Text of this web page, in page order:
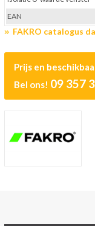
FAKRO catalogus
Prijs en
Bel ons! 09 357
EAN